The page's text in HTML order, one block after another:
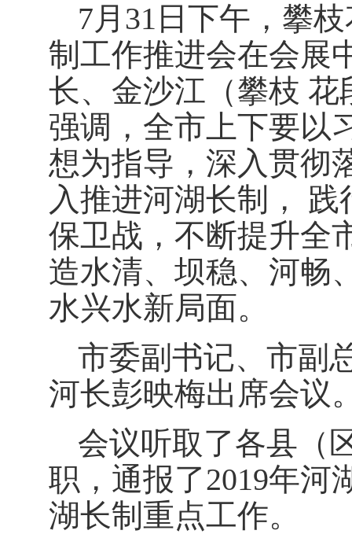
7月31日下午，攀
制工作推进会在会展
长、金沙江（攀枝
强调，全市上下要以
想为指导，深入贯彻
入推进河湖长制，
保卫战，不断提升全
造水清、坝稳、河畅
水兴水新局面。
市委副书记、市副
河长彭映梅出席会议
会议听取了各县（
职，通报了2019年河
湖长制重点工作。